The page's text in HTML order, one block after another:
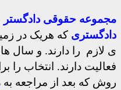
مجموعه حقوقی دادگستر
دادگستری که هریک در
ی لازم را دارند. و سال
فعالیت دارند. انتخاب را
روش که بعد از مراجعه به